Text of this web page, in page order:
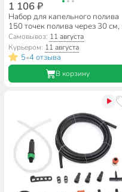
1 106 ₽
Набор для капельного полива
150 точек полива через 30 см,
краном
Самовывоз: 11 августа
Курьером: 11 августа
5•4 отзыва
В корзину